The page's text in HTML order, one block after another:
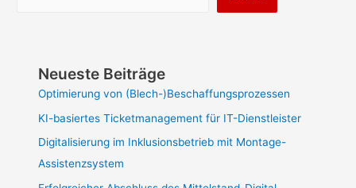
Neueste Beiträge
Optimierung von (Blech-)Beschaffungsprozessen
KI-basiertes Ticketmanagement für IT-Dienstleister
Digitalisierung im Inklusionsbetrieb mit Montage-
Assistenzsystem